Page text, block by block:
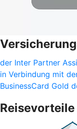
der Inter Partner
in Verbindung mit
BusinessCard Gold